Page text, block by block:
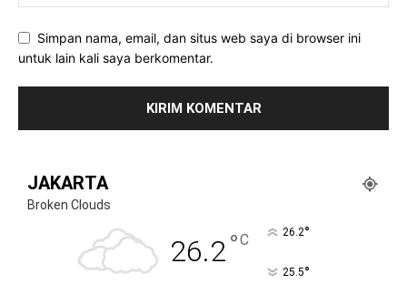
Simpan nama, email, dan situs web saya di browser ini
untuk lain kali saya berkomentar.
JAKARTA
Broken Clouds
26.2°C 26.2°
25.5°